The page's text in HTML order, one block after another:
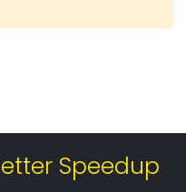
Speedup